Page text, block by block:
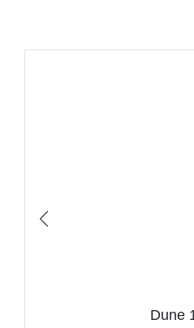
Dune